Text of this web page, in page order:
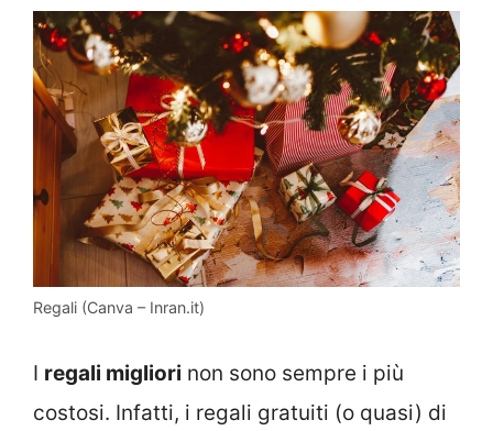
Regali (Canva – Inran.it)
I regali migliori non sono sempre i più
costosi. Infatti, i regali gratuiti (o quasi) di